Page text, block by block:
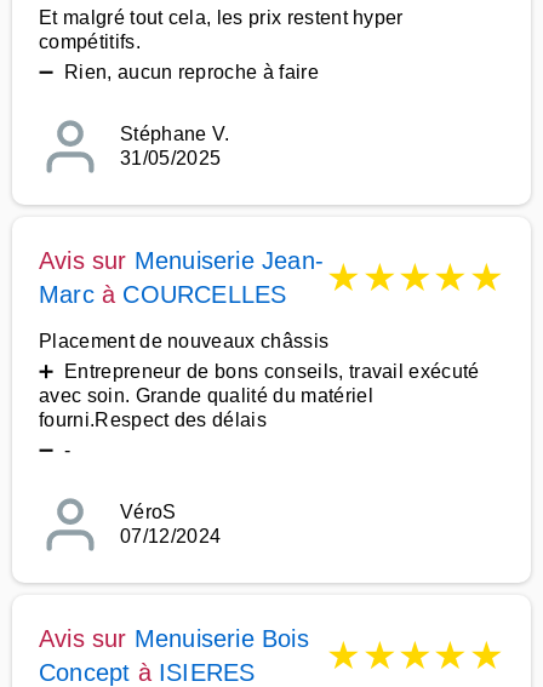
Et malgré tout cela, les prix restent hyper
compétitifs.
➖ Rien, aucun reproche à faire
Stéphane V.
31/05/2025
Avis sur Menuiserie Jean-
Marcà COURCELLES ★★★★★
Placement de nouveaux châssis
➕ Entrepreneur de bons conseils, travail exécuté
avec soin. Grande qualité du matériel
fourni.Respect des délais
➖ -
VéroS
07/12/2024
Avis sur Menuiserie Bois
Concept à ISIERES ★★★★★